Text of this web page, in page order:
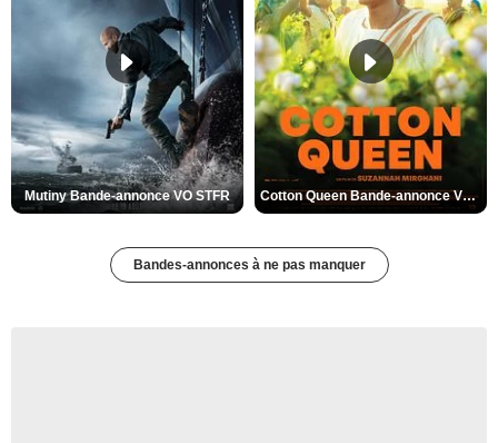
Mutiny Bande-annonce VO STFR Cotton Queen Bande-annonce VO STFR
Bandes-annonces à ne pas manquer